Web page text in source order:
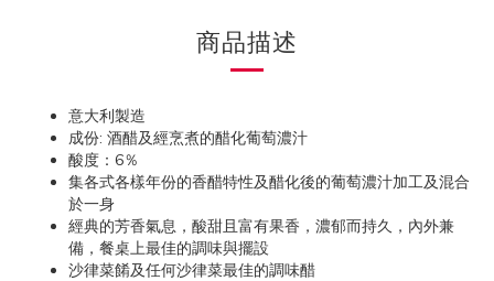
商品描述
意大利製造
成份: 酒醋及經烹煮的醋化葡萄濃汁
酸度：6％
集各式各樣年份的香醋特性及醋化後的葡萄濃汁加工及混合
於一身
經典的芳香氣息，酸甜且富有果香，濃郁而持久，內外兼
備，餐桌上最佳的調味與擺設
沙律菜餚及任何沙律菜最佳的調味醋